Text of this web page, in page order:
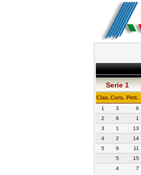
Serie 1
Clas.Cors. Pett.
1 3 6
2
6 1
3
1 13
4
2 14
5
8 11
5
15
4
7